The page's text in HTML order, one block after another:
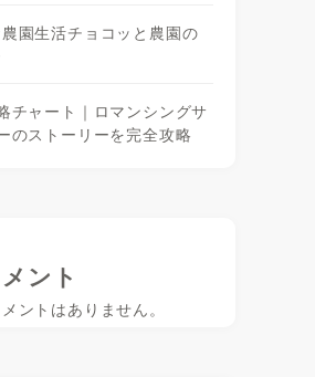
園生活チョコッと農園の
チャート｜ロマンシングサ
のストーリーを完全攻略
ント
ントはありません。